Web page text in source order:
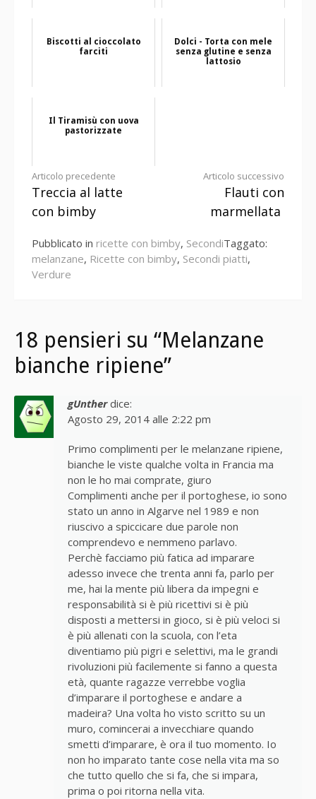
Biscotti al cioccolato
farciti
Dolci - Torta con mele
senza glutine e senza
lattosio
Il Tiramisù con uova
pastorizzate
Continua
a
Articolo precedente
Treccia al latte
con bimby
Articolo successivo
Flauti con
marmellata
Pubblicato in ricette con bimby, SecondiTaggato:
melanzane, Ricette con bimby, Secondi piatti,
Verdure
18 pensieri su “Melanzane
bianche ripiene”
gUnther dice:
Agosto 29, 2014 alle 2:22 pm
Primo complimenti per le melanzane ripiene,
bianche le viste qualche volta in Francia ma
non le ho mai comprate, giuro
Complimenti anche per il portoghese, io sono
stato un anno in Algarve nel 1989 e non
riuscivo a spiccicare due parole non
comprendevo e nemmeno parlavo.
Perchè facciamo più fatica ad imparare
adesso invece che trenta anni fa, parlo per
me, hai la mente più libera da impegni e
responsabilità si è più ricettivi si è più
disposti a mettersi in gioco, si è più veloci si
è più allenati con la scuola, con l’eta
diventiamo più pigri e selettivi, ma le grandi
rivoluzioni più facilemente si fanno a questa
età, quante ragazze verrebbe voglia
d’imparare il portoghese e andare a
madeira? Una volta ho visto scritto su un
muro, comincerai a invecchiare quando
smetti d’imparare, è ora il tuo momento. Io
non ho imparato tante cose nella vita ma so
che tutto quello che si fa, che si impara,
prima o poi ritorna nella vita.